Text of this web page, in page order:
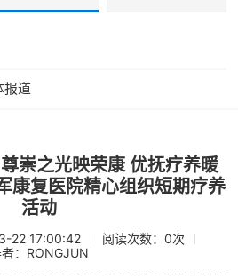
报道
尊崇之光映荣康 优抚疗养暖
复医院精心组织短期疗养
活动
22 17:00:42 阅读次数：0次
：RONGJUN